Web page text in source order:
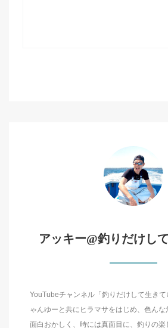
アッキー@釣りだけし
YouTubeチャンネル「釣りだけして生き
ゃんゆーと共にヒラマサをはじめ、色んな
面白おかしく、時には真面目に、釣りの楽